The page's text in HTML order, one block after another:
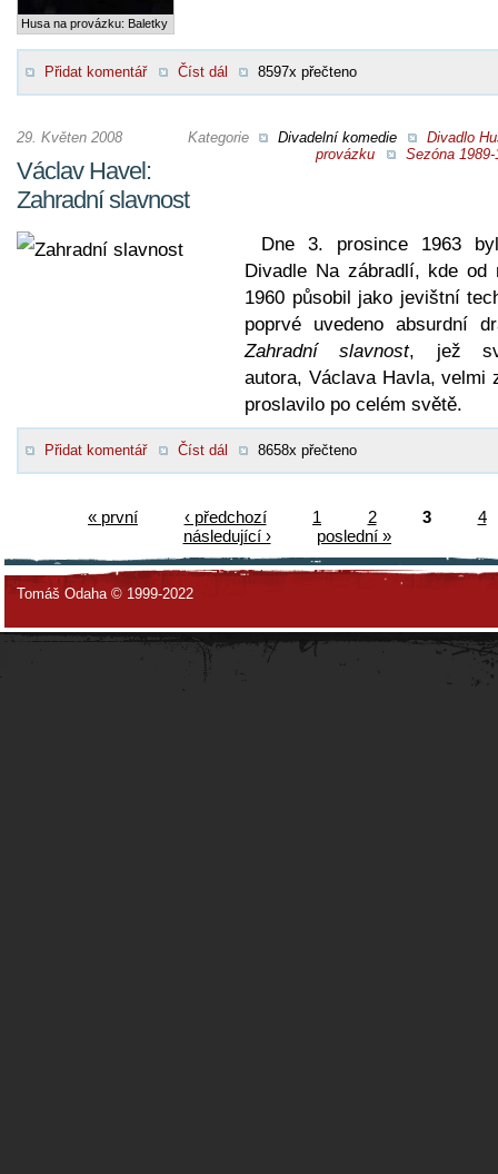
Husa na provázku: Baletky
Přidat komentář Číst dál 8597x přečteno
Kategorie Divadelní komedie
Divadlo
provázku
Sezóna 1989-
29. Květen 2008
Václav Havel:
Zahradní slavnost
Dne 3. prosince 1963
Divadle Na zábradlí, kde od
1960 působil jako jevištní
poprvé uvedeno absurdní
Zahradní slavnost, jež
autora, Václava Havla, velmi
proslavilo po celém světě.
Přidat komentář Číst dál 8658x přečteno
« první ‹ předchozí 1 2 3
4
následující ›
poslední »
Tomáš Odaha © 1999-2022